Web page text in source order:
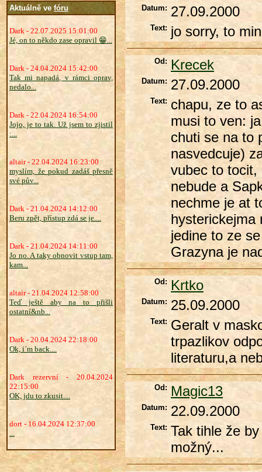
Aktuálně ve fóru
Dark - 22.07.2025 15:01:00
Jé, on to někdo zase opravil 😁...
Dark - 24.04.2024 15:42:00
Tak mi napadá, v rámci oprav,
nedalo...
Dark - 22.04.2024 16:54:00
Jojo, je to tak. Už jsem to zjistil
:...
altair - 22.04.2024 16:23:00
myslím, že pokud zadáš přesně
své pův...
Dark - 21.04.2024 14:12:00
Beru zpět, přístup zdá se je....
Dark - 21.04.2024 14:11:00
Jo no. A taky obnovit vstup tam,
kam...
altair - 21.04.2024 12:58:00
Teď ještě aby na to přišli
ostatní&nb...
Dark - 20.04.2024 22:18:00
Ok, i´m back....
Dark rezervní - 20.04.2024
22:15:00
OK, jdu to zkusit....
dort - 16.04.2024 12:37:00
...
Datum: 27.09.2000
Text: jo sorry, to
Od: Krecek
Datum: 27.09.2000
Text: chapu, ze to
musi to ven:
chuti se na to
nasvedcuje)
vubec to tocit,
nebude a
nechme je at
hysterickejma
jedine to ze
Grazyna je
Od: Krtko
Datum: 25.09.2000
Text: Geralt v
trpazlikov
literaturu,a
Od: Magic13
Datum: 22.09.2000
Text: Tak tihle že
možný...